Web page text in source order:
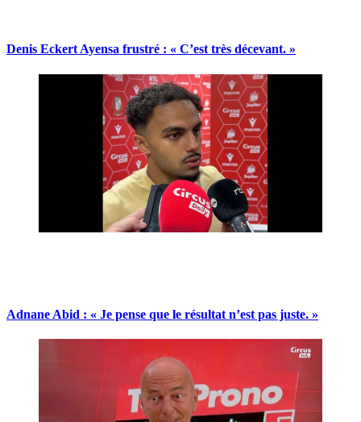
Denis Eckert Ayensa frustré : « C’est très décevant. »
Adnane Abid : « Je pense que le résultat n’est pas juste. »